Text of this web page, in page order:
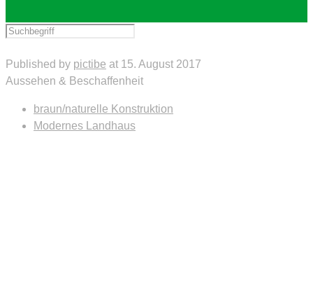
Published by pictibe at 15. August 2017
Aussehen & Beschaffenheit
braun/naturelle Konstruktion
Modernes Landhaus